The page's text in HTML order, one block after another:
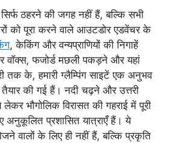
सिर्फ ठहरने की जगह नहीं हैं, बल्कि सभी
को पूरा करने वाले आउटडोर एडवेंचर के
, केकिंग और वन्यप्राणियों की निगाहें
वॉक्स, फजोर्ड मछली पकड़ने और यहां
तक के, हमारी ग्लैम्पिंग साइटें एक अनुभव
की गई हैं। नदी चढ़ने और उत्तरी
भौगोलिक विरासत की गहराई में पूरी
अनुकूलित प्रशासित यात्राएँ हैं। ये
वालों के लिए ही नहीं हैं, बल्कि प्रकृति